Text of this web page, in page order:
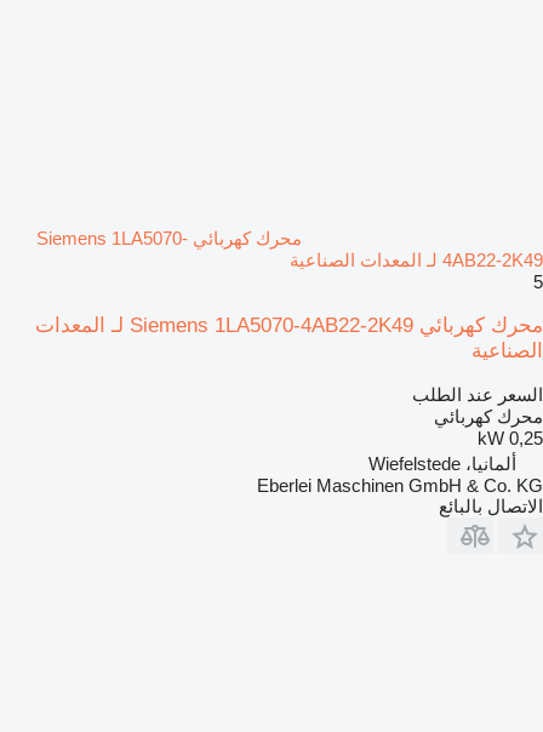
محرك كهربائي Siemens 1LA5070-
4AB22-2K49 لـ المعدات الصناعية
5
محرك كهربائي Siemens 1LA5070-4AB22-2K49 لـ المعدات
الصناعية
السعر عند الطلب
محرك كهربائي
0,25 kW
ألمانيا، Wiefelstede
Eberlei Maschinen GmbH & Co. KG
الاتصال بالبائع